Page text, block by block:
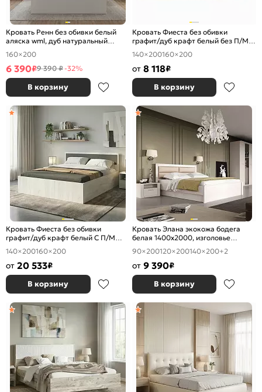
Кровать Ренн без обивки белый
аляска wml, дуб натуральный
светлый 1600x2000, без
ортопедического основания,
изголовье жесткое
160×200
6 390₽9 390 ₽-32%
В корзину
Кровать Фиеста без обивки
графит/дуб крафт белый без П/М
1600x2000, изголовье жесткое
140×200160×200
от 8 118₽
В корзину
Кровать Фиеста без обивки
графит/дуб крафт белый С П/М
1400x2000, ортопедическое
основание, изголовье жесткое
140×200160×200
от 20 533₽
В корзину
Кровать Элана экокожа бодега
белая 1400x2000, изголовье
мягкое
90×200120×200140×200+2
от 9 390₽
В корзину